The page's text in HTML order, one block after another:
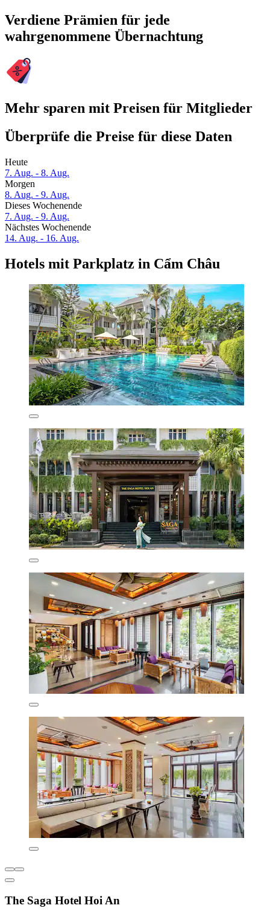
Verdiene Prämien für jede
wahrgenommene Übernachtung
Mehr sparen mit Preisen für Mitglieder
Überprüfe die Preise für diese Daten
Heute
7. Aug. - 8. Aug.
Morgen
8. Aug. - 9. Aug.
Dieses Wochenende
7. Aug. - 9. Aug.
Nächstes Wochenende
14. Aug. - 16. Aug.
Hotels mit Parkplatz in Cẩm Châu
The Saga Hotel Hoi An